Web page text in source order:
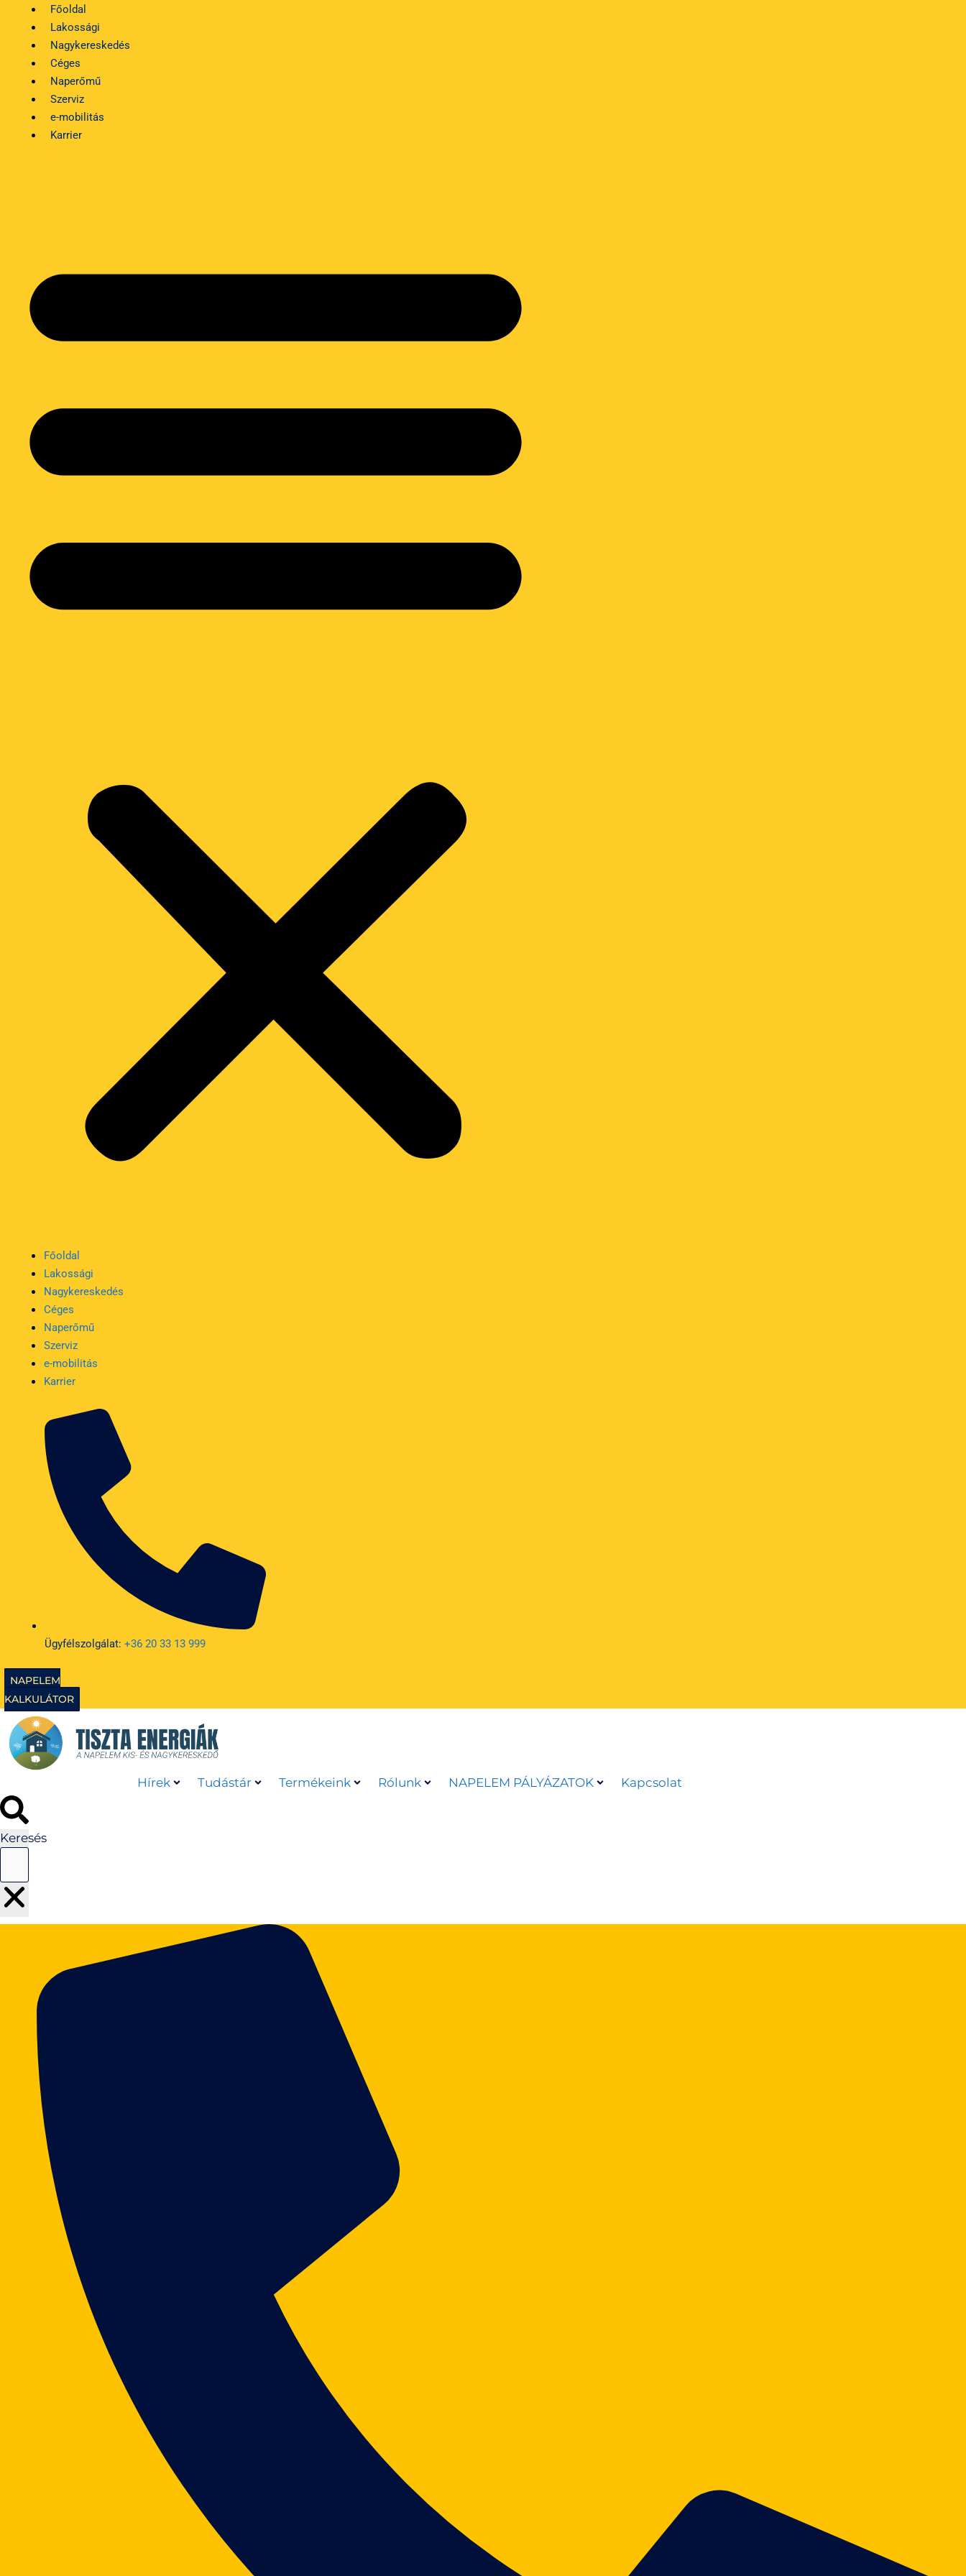
Kilépés
tartalomba
Főoldal
Lakossági
Nagykereskedés
Céges
Naperőmű
Szerviz
e-mobilitás
Karrier
Főoldal
Lakossági
Nagykereskedés
Céges
Naperőmű
Szerviz
e-mobilitás
Karrier
Ügyfélszolgálat:+36 20 33 13 999
NAPELEM
KALKULÁTOR
Hírek Tudástár Termékeink Rólunk NAPELEM PÁLYÁZATOK Kapcsolat
Keresés